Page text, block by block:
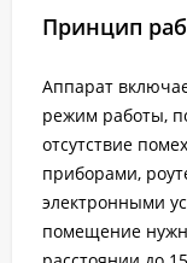
Принцип
Аппарат
режим работы,
отсутствие
приборами,
электронными
помещение